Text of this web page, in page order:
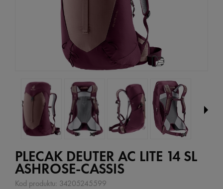
PLECAK DEUTER AC LITE 14 SL
ASHROSE-CASSIS
Kod produktu: 34205245599